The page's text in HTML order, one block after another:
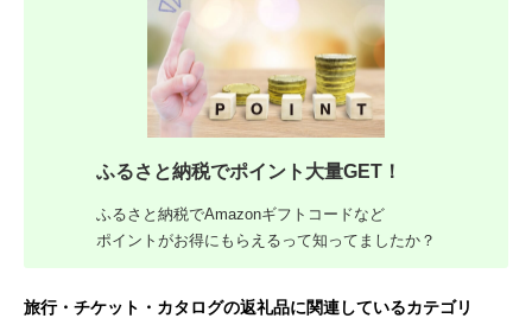
ふるさと納税でポイント大量GET！
ふるさと納税でAmazonギフトコードなど
ポイントがお得にもらえるって知ってましたか？
旅行・チケット・カタログの返礼品に関連しているカテゴリ